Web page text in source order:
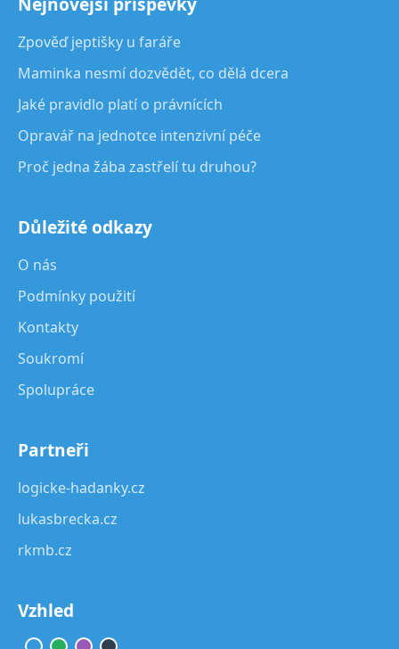
Zpověď jeptišky u faráře
Maminka nesmí dozvědět, co dělá dcera
Jaké pravidlo platí o právnících
Opravář na jednotce intenzivní péče
Proč jedna žába zastřelí tu druhou?
Důležité odkazy
O nás
Podmínky použití
Kontakty
Soukromí
Spolupráce
Partneři
logicke-hadanky.cz
lukasbrecka.cz
rkmb.cz
Vzhled